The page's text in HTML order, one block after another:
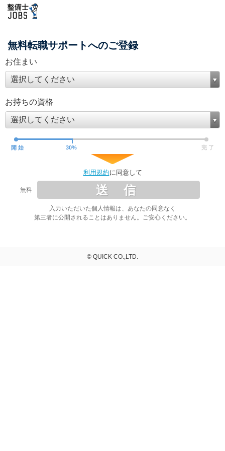
無料転職サポートへのご登録
お住まい
選択してください
お持ちの資格
選択してください
開 始 30% 完 了
利用規約に同意して
無料 送 信
入力いただいた個人情報は、あなたの同意なく
第三者に公開されることはありません。ご安心ください。
© QUICK CO.,LTD.